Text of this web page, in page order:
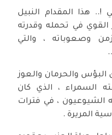
!.. هذا المقدام النبيل
القوي في تحمله وقدرته
وصعوباته ، والتي
والحرمان والعوز
السمراء ، الذي كان
، في فترات
المريرة .